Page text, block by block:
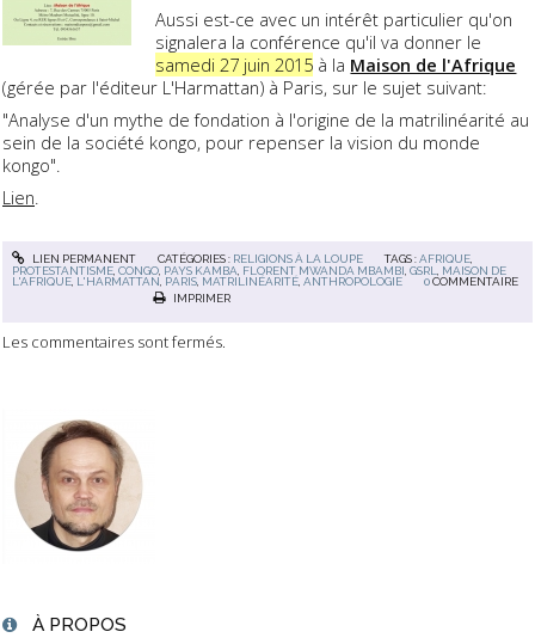
À PROPOS
Aussi est-ce avec un intérêt particulier qu'on
signalera la conférence qu'il va donner le
samedi 27 juin 2015 à la Maison de l'Afrique
(gérée par l'éditeur L'Harmattan) à Paris, sur le sujet suivant:
"Analyse d'un mythe de fondation à l'origine de la matrilinéarité au
sein de la société kongo, pour repenser la vision du monde
kongo".
Lien.
LIEN PERMANENT CATÉGORIES : RELIGIONS À LA LOUPE TAGS :AFRIQUE
PROTESTANTISME ,CONGO PAYS KAMBA FLORENT MWANDA MBAMBI ,GSRL
MAISON DE
L'AFRIQUE L'HARMATTAN PARIS MATRILINÉARITÉ ,ANTHROPOLOGIE 0 COMMENTAIRE
IMPRIMER
Les commentaires sont fermés.